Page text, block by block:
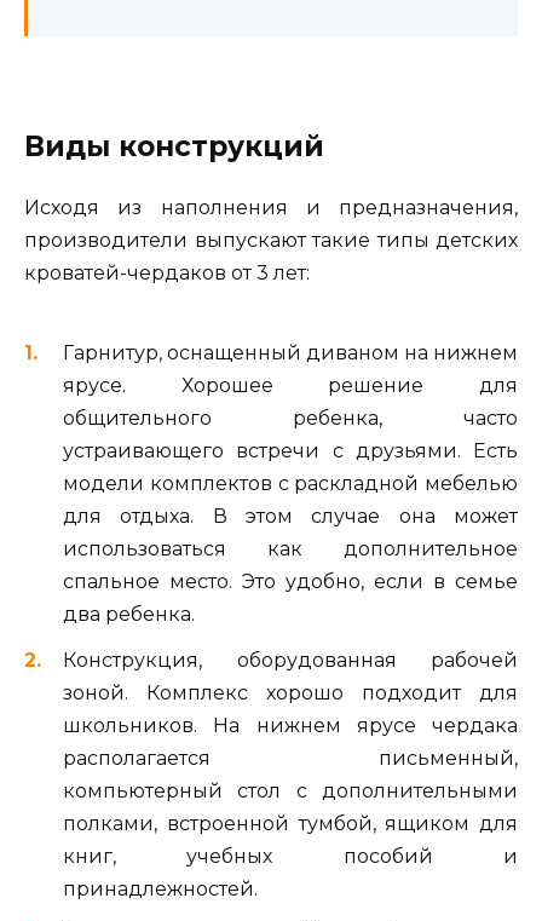
Виды конструкций
Исходя из наполнения и предназначения,
производители выпускают такие типы детских
кроватей-чердаков от 3 лет:
Гарнитур, оснащенный диваном на нижнем
ярусе. Хорошее решение для
общительного ребенка, часто
устраивающего встречи с друзьями. Есть
модели комплектов с раскладной мебелью
для отдыха. В этом случае она может
использоваться как дополнительное
спальное место. Это удобно, если в семье
два ребенка.
Конструкция, оборудованная рабочей
зоной. Комплекс хорошо подходит для
школьников. На нижнем ярусе чердака
располагается письменный,
компьютерный стол с дополнительными
полками, встроенной тумбой, ящиком для
книг, учебных пособий и
принадлежностей.